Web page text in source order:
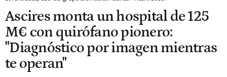
Ascires monta un hospital de 125
M€ con quirófano pionero:
"Diagnóstico por imagen mientras
te operan"